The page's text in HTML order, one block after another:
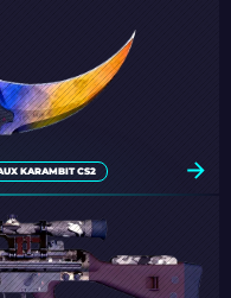
KARAMBIT CS2